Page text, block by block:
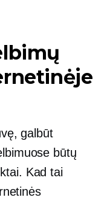
galbūt
būtų
Kad tai